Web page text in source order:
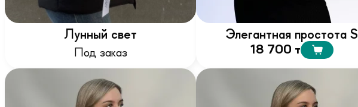
Лунный свет
Под заказ
Элегантная простота S
18 700 т